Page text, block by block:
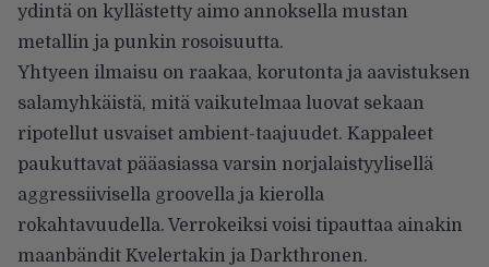
ydintä on kyllästetty aimo annoksella mustan
metallin ja punkin rosoisuutta.
Yhtyeen ilmaisu on raakaa, korutonta ja aavistuksen
salamyhkäistä, mitä vaikutelmaa luovat sekaan
ripotellut usvaiset ambient-taajuudet. Kappaleet
paukuttavat pääasiassa varsin norjalaistyylisellä
aggressiivisella groovella ja kierolla
rokahtavuudella. Verrokeiksi voisi tipauttaa ainakin
maanbändit Kvelertakin ja Darkthronen.